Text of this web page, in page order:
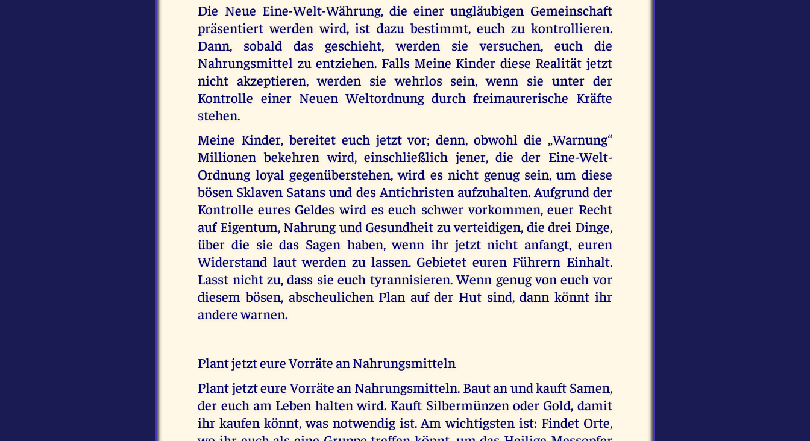
Die Neue Eine-Welt-Währung, die einer ungläubigen Gemeinschaft
präsentiert werden wird, ist dazu bestimmt, euch zu kontrollieren.
Dann, sobald das geschieht, werden sie versuchen, euch die
Nahrungsmittel zu entziehen. Falls Meine Kinder diese Realität jetzt
nicht akzeptieren, werden sie wehrlos sein, wenn sie unter der
Kontrolle einer Neuen Weltordnung durch freimaurerische Kräfte
stehen.
Meine Kinder, bereitet euch jetzt vor; denn, obwohl die „Warnung“
Millionen bekehren wird, einschließlich jener, die der Eine-Welt-
Ordnung loyal gegenüberstehen, wird es nicht genug sein, um diese
bösen Sklaven Satans und des Antichristen aufzuhalten. Aufgrund der
Kontrolle eures Geldes wird es euch schwer vorkommen, euer Recht
auf Eigentum, Nahrung und Gesundheit zu verteidigen, die drei Dinge,
über die sie das Sagen haben, wenn ihr jetzt nicht anfangt, euren
Widerstand laut werden zu lassen. Gebietet euren Führern Einhalt.
Lasst nicht zu, dass sie euch tyrannisieren. Wenn genug von euch vor
diesem bösen, abscheulichen Plan auf der Hut sind, dann könnt ihr
andere warnen.
Plant jetzt eure Vorräte an Nahrungsmitteln
Plant jetzt eure Vorräte an Nahrungsmitteln. Baut an und kauft Samen,
der euch am Leben halten wird. Kauft Silbermünzen oder Gold, damit
ihr kaufen könnt, was notwendig ist. Am wichtigsten ist: Findet Orte,